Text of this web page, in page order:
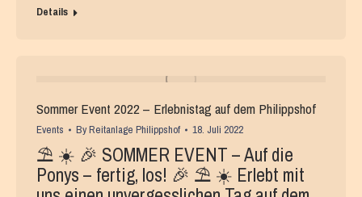
Details
Sommer Event 2022 – Erlebnistag auf dem Philippshof
Events ByReitanlage Philippshof 18. Juli 2022
⛱️ ☀️ 🎉 SOMMER EVENT – Auf die
Ponys – fertig, los! 🎉 ⛱️ ☀️ Erlebt mit